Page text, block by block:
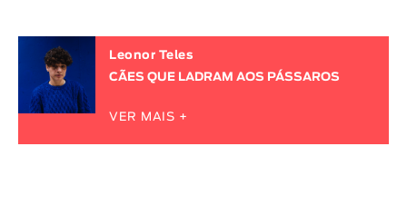
Leonor Teles
CÃES QUE LADRAM AOS PÁSSAROS
VER MAIS +